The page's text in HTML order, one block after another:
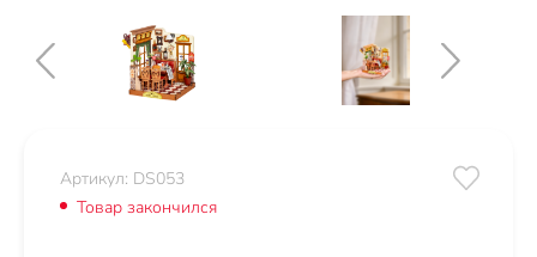
Артикул: DS053
Товар закончился